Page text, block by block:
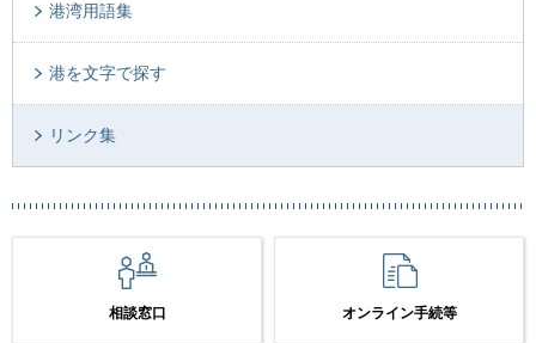
港湾用語集
港を文字で探す
リンク集
相談窓口 オンライン手続等